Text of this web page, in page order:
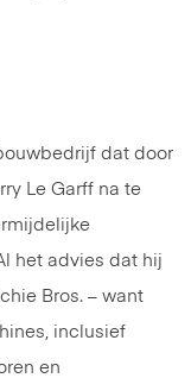
dat door
Le Garff na te
het advies dat hij
Bros. – want
inclusief
en